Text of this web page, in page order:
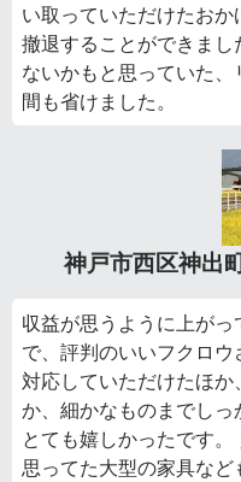
い取っていただけたおか
撤退することができま
ないかもと思っていた
間も省けました。
神戸市西区神出
収益が思うように上が
で、評判のいいフクロ
対応していただけたほ
か、細かなものまでし
とても嬉しかったです
思ってた大型の家具な